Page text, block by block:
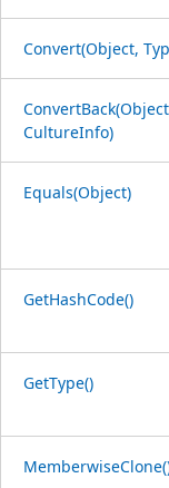
Convert(Object,
CultureInfo)
Equals(Object)
GetHashCode()
GetType()